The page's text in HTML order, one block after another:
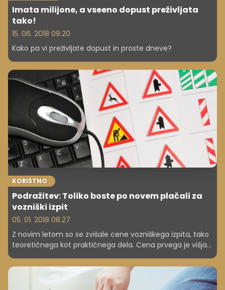
Imata milijone, a vseeno dopust preživljata
tako!
15. 06. 2018 09.20
Kako pa vi preživljate dopust in proste dneve?
KORISTNO
Podražitev: Toliko boste po novem plačali za
vozniški izpit
05. 01. 2018 08.27
Z novim letom so se zvišale cene vozniškega izpita, tako
teoretičnega kot praktičnega dela. Cena prvega je višja
posamezne kategorije pa so višje tudi za več kot